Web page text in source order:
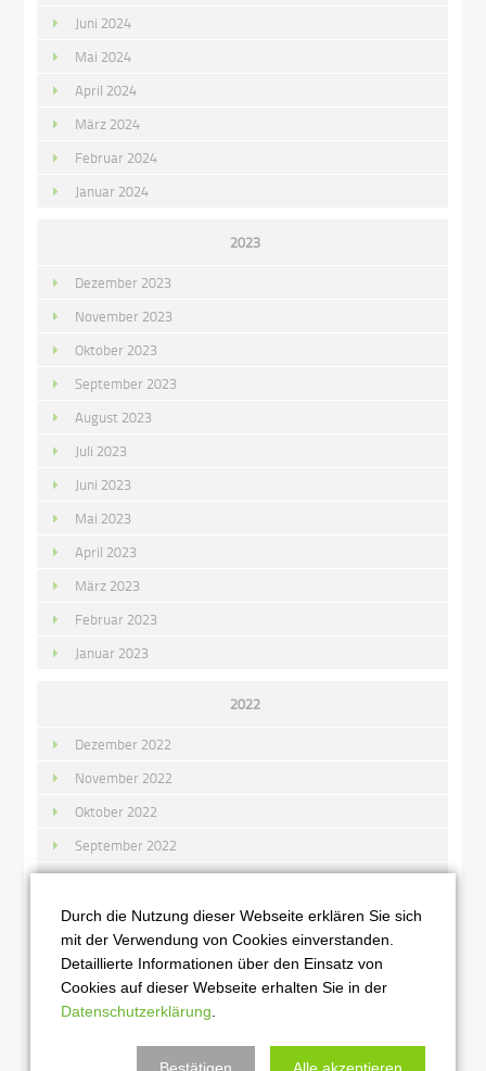
Juni 2024
Mai 2024
April 2024
März 2024
Februar 2024
Januar 2024
2023
Dezember 2023
November 2023
Oktober 2023
September 2023
August 2023
Juli 2023
Juni 2023
Mai 2023
April 2023
März 2023
Februar 2023
Januar 2023
2022
Dezember 2022
November 2022
Oktober 2022
September 2022
August 2022
Juli 2022
Juni 2022
Mai 2022
April 2022
März 2022
Durch die Nutzung dieser Webseite erklären Sie sich
mit der Verwendung von Cookies einverstanden.
Detaillierte Informationen über den Einsatz von
Cookies auf dieser Webseite erhalten Sie in der
Datenschutzerklärung